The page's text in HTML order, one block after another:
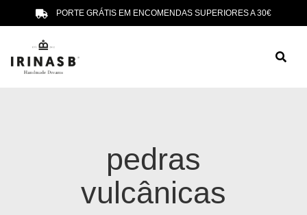
PORTE GRÁTIS EM ENCOMENDAS SUPERIORES A 30€
pedras
vulcânicas